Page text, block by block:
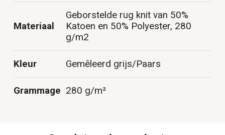
Materiaal
Geborstelde rug knit van 50%
Katoen en 50% Polyester, 280
g/m2
Kleur Gemêleerd grijs/Paars
Grammage 280 g/m²